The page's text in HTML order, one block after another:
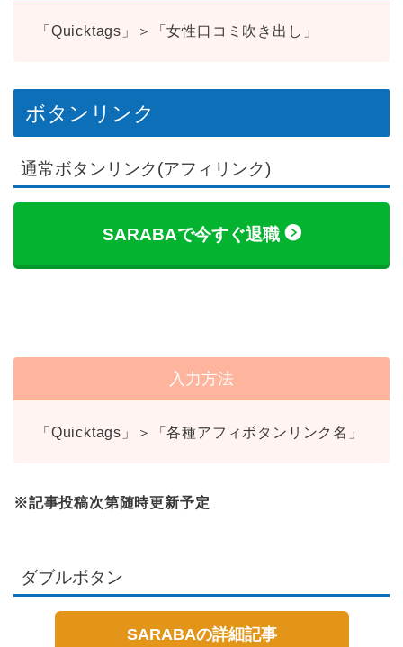
「Quicktags」＞「女性口コミ吹き出し」
ボタンリンク
通常ボタンリンク(アフィリンク)
SARABAで今すぐ退職
入力方法
「Quicktags」＞「各種アフィボタンリンク名」
※記事投稿次第随時更新予定
ダブルボタン
SARABAの詳細記事